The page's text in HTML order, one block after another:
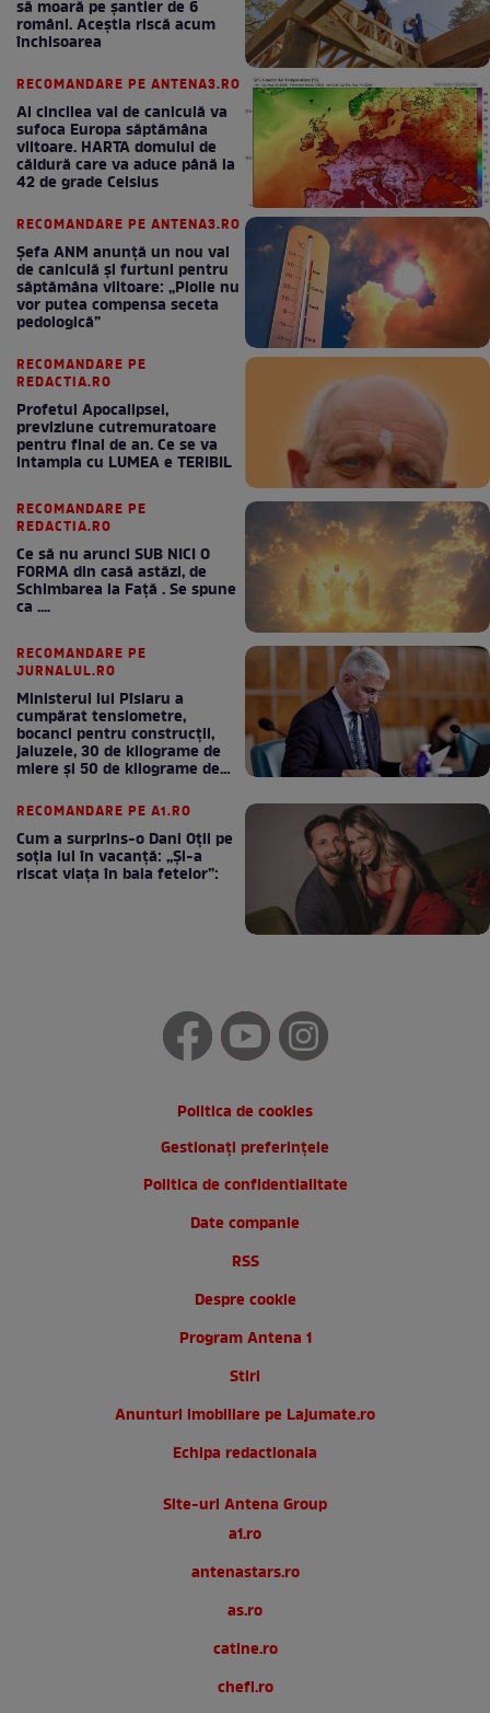
să moară pe şantier de 6
români. Aceștia riscă acum
închisoarea
RECOMANDARE PE ANTENA3.RO
Al cincilea val de caniculă va
sufoca Europa săptămâna
viitoare. HARTA domului de
căldură care va aduce până la
42 de grade Celsius
RECOMANDARE PE ANTENA3.RO
Șefa ANM anunță un nou val
de caniculă și furtuni pentru
săptămâna viitoare: „Ploile nu
vor putea compensa seceta
pedologică”
RECOMANDARE PE
REDACTIA.RO
Profetul Apocalipsei,
previziune cutremuratoare
pentru final de an. Ce se va
intampla cu LUMEA e TERIBIL
RECOMANDARE PE
REDACTIA.RO
Ce să nu arunci SUB NICI O
FORMA din casă astăzi, de
Schimbarea la Față . Se spune
ca ....
RECOMANDARE PE
JURNALUL.RO
Ministerul lui Pîslaru a
cumpărat tensiometre,
bocanci pentru construcții,
jaluzele, 30 de kilograme de
miere și 50 de kilograme de
RECOMANDARE PE A1.RO
Cum a surprins-o Dani Oțil pe
soția lui în vacanță: „Și-a
riscat viața în baia fetelor”:
Politica de cookies
Gestionați preferințele
Politica de confidentialitate
Date companie
RSS
Despre cookie
Program Antena 1
Stiri
Anunturi imobiliare pe Lajumate.ro
Echipa redactionala
Site-uri Antena Group
a1.ro
antenastars.ro
as.ro
catine.ro
chefi.ro